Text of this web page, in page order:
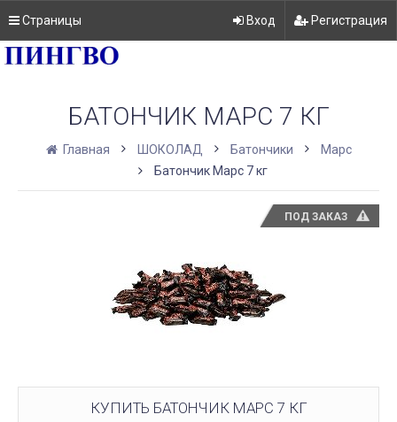
Страницы Вход Регистрация
БАТОНЧИК МАРС 7 КГ
Главная ШОКОЛАД Батончики
Марс
Батончик Марс 7 кг
ПОД ЗАКАЗ
КУПИТЬ БАТОНЧИК МАРС 7 КГ